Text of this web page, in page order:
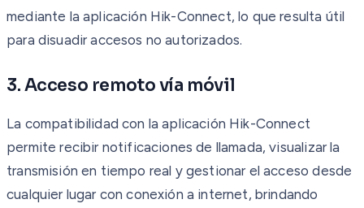
mediante la aplicación Hik-Connect, lo que resulta útil
para disuadir accesos no autorizados.
3. Acceso remoto vía móvil
La compatibilidad con la aplicación Hik-Connect
permite recibir notificaciones de llamada, visualizar la
transmisión en tiempo real y gestionar el acceso desde
cualquier lugar con conexión a internet, brindando